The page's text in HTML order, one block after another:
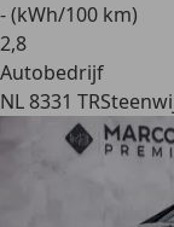
- (kWh/100 km)
2,8
Autobedrijf
NL 8331 TR